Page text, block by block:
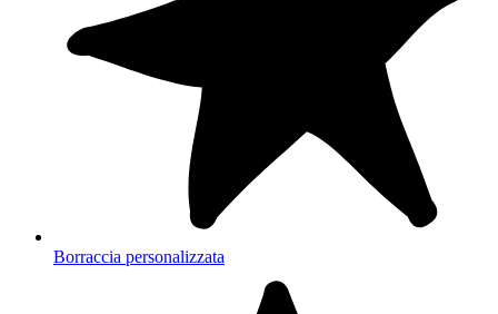
Borraccia personalizzata